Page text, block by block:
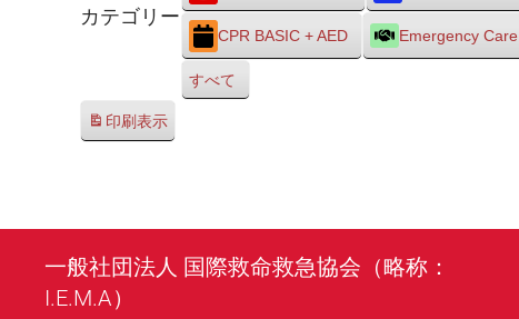
カテゴリー
CPR BASIC + AED Emergency Care
すべて
印刷表示
一般社団法人 国際救命救急協会（略称：
I.E.M.A）